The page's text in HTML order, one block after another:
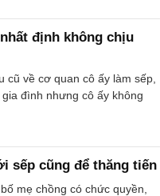
định không chịu
về cơ quan cô ấy làm sếp,
đình nhưng cô ấy không
sếp cũng để thăng tiến
mẹ chồng có chức quyền,